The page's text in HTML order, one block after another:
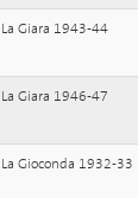
La Giara 1943-44
La Giara 1946-47
La Gioconda 1932-33